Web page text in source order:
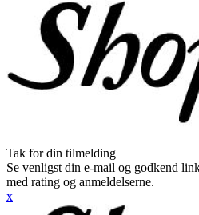
Tak for din tilmelding
Se venligst din e-mail og godkend
med rating og anmeldelserne.
x